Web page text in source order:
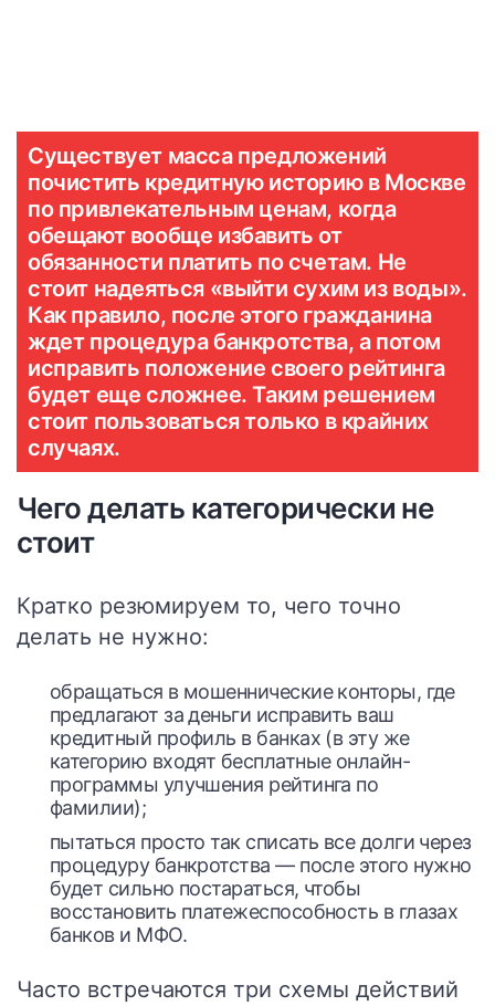
Существует масса предложений
почистить кредитную историю в Москве
по привлекательным ценам, когда
обещают вообще избавить от
обязанности платить по счетам. Не
стоит надеяться «выйти сухим из воды».
Как правило, после этого гражданина
ждет процедура банкротства, а потом
исправить положение своего рейтинга
будет еще сложнее. Таким решением
стоит пользоваться только в крайних
случаях.
Чего делать категорически не
стоит
Кратко резюмируем то, чего точно
делать не нужно:
обращаться в мошеннические конторы, где
предлагают за деньги исправить ваш
кредитный профиль в банках (в эту же
категорию входят бесплатные онлайн-
программы улучшения рейтинга по
фамилии);
пытаться просто так списать все долги через
процедуру банкротства — после этого нужно
будет сильно постараться, чтобы
восстановить платежеспособность в глазах
банков и МФО.
Часто встречаются три схемы действий